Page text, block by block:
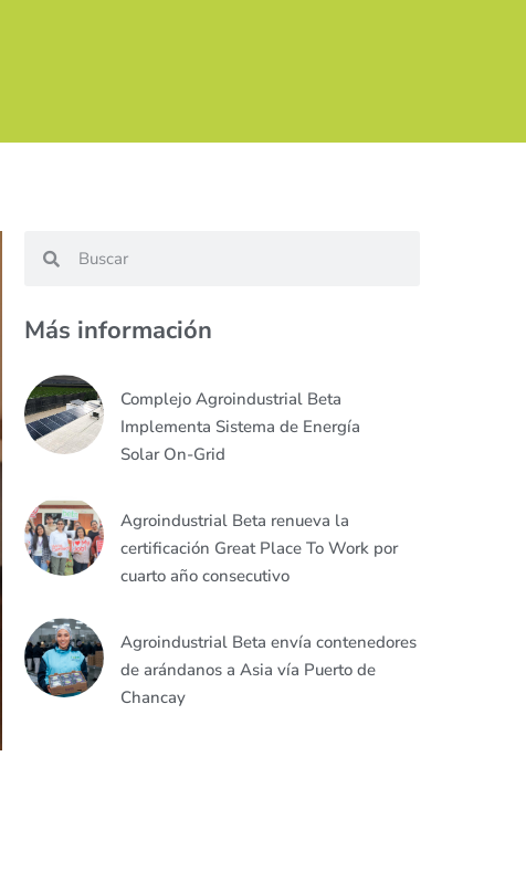
Más información
Complejo Agroindustrial Beta
Implementa Sistema de Energía
Solar On-Grid
Agroindustrial Beta renueva la
certificación Great Place To Work por
cuarto año consecutivo
Agroindustrial Beta envía contenedores
de arándanos a Asia vía Puerto de
Chancay